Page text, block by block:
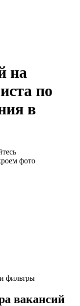
на
по
в
фото
фильтры
вакансий